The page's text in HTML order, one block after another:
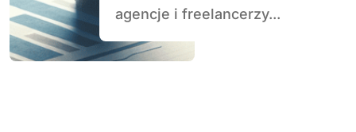
agencje i freelancerzy...